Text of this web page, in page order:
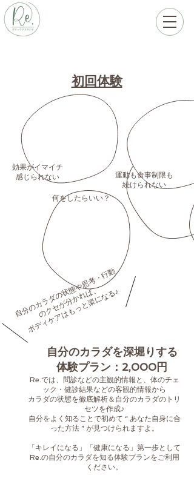
初回体験
運動も食事制限も
​続けられない
​何をしたらいい？
​効果がイマイチ
感じられない
自
分
の
カ
ラ
ダ
の
状
態
や
思
考
・
行
動
の
ク
セ
が
分
か
れ
ば
、
ボディケアはもっと楽になる♪
​Re.では、問診などの主観的情報と、体のチェ
ック・健診結果などの客観的情報から
カラダの状態を徹底解析＆自分のカラダのトリ
セツを作成♪
自分をよく知ることで初めて “ あなた自身に合
った方法 ” が見つけられますよ。
​自分のカラダを深堀りする
体験プラン：2,000円
「キレイになる」「健康になる」第一歩として
Re.の自分のカラダを知る体験プランをご利用
ください。